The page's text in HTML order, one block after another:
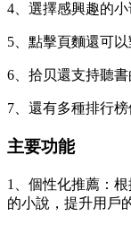
4、選擇感興趣的
5、點擊頁麵還可
6、拾贝還支持聽
7、還有多種排行
主要功能
1、個性化推薦：
的小說，提升用戶